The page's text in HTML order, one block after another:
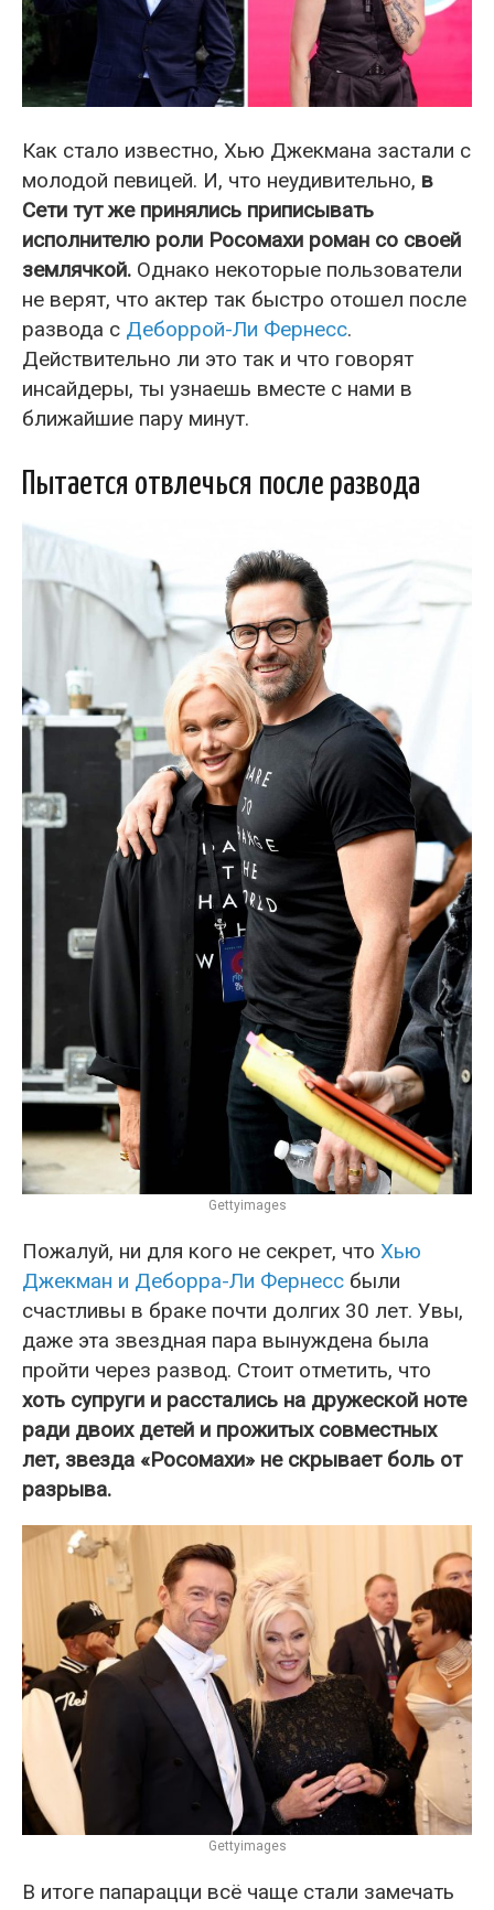
Как стало известно, Хью Джекмана застали с
молодой певицей. И, что неудивительно, в
Сети тут же принялись приписывать
исполнителю роли Росомахи роман со своей
землячкой. Однако некоторые пользователи
не верят, что актер так быстро отошел после
развода с Деборрой-Ли Фернесс.
Действительно ли это так и что говорят
инсайдеры, ты узнаешь вместе с нами в
ближайшие пару минут.
Пытается отвлечься после развода
Gettyimages
Пожалуй, ни для кого не секрет, что Хью
Джекман и Деборра-Ли Фернесс были
счастливы в браке почти долгих 30 лет. Увы,
даже эта звездная пара вынуждена была
пройти через развод. Стоит отметить, что
хоть супруги и расстались на дружеской ноте
ради двоих детей и прожитых совместных
лет, звезда «Росомахи» не скрывает боль от
разрыва.
Gettyimages
В итоге папарацци всё чаще стали замечать